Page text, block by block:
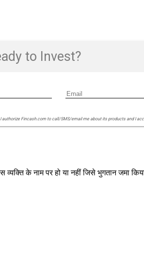
to Invest?
authorize Fincash.com to call/SMS/email me about its products and I
के नाम पर हो या नहीं जिसे भुगतान जमा